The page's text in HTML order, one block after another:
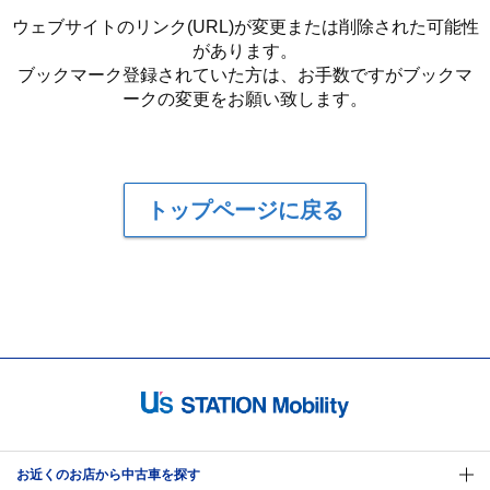
ウェブサイトのリンク(URL)が変更または削除された可能性
があります。
ブックマーク登録されていた方は、お手数ですがブックマ
ークの変更をお願い致します。
トップページに戻る
お近くのお店から中古車を探す